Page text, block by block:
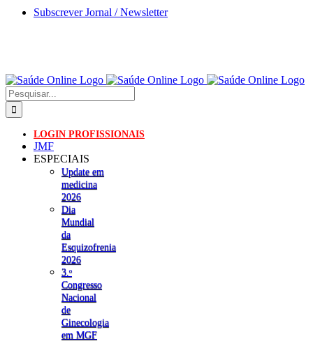
Skip
Subscrever Jornal / Newsletter
Pesquisar
LOGIN PROFISSIONAIS
JMF
ESPECIAIS
Update em
medicina
2026
Dia
Mundial
da
Esquizofrenia
2026
3.ᵒ
Congresso
Nacional
de
Ginecologia
em MGF